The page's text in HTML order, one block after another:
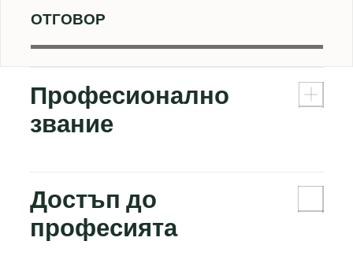
ОТГОВОР
Професионално
звание
Достъп до
професията